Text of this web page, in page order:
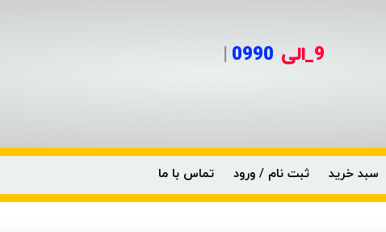
9_الی 0
|
سبد خرید ثبت نام / ورود تماس با ما